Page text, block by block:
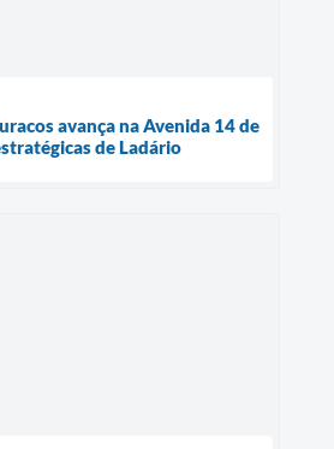
avança na Avenida 14 de
de Ladário